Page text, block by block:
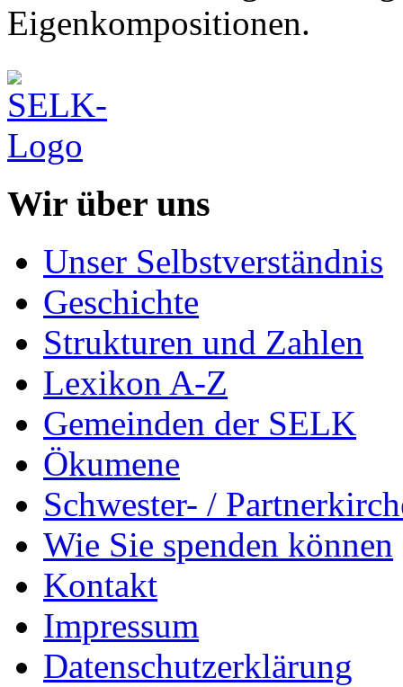
Eigenkompositionen.
Wir über uns
Unser Selbstverständnis
Geschichte
Strukturen und Zahlen
Lexikon A-Z
Gemeinden der SELK
Ökumene
Schwester- /
Wie Sie spenden können
Kontakt
Impressum
Datenschutzerklärung